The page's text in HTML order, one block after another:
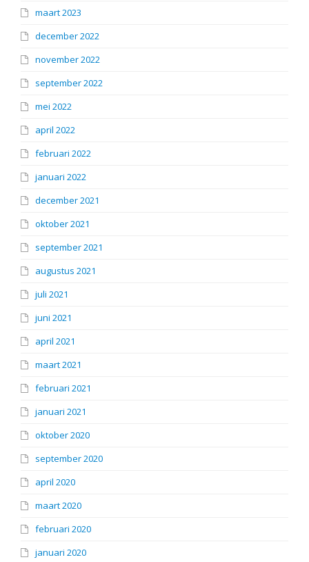
maart 2023
december 2022
november 2022
september 2022
mei 2022
april 2022
februari 2022
januari 2022
december 2021
oktober 2021
september 2021
augustus 2021
juli 2021
juni 2021
april 2021
maart 2021
februari 2021
januari 2021
oktober 2020
september 2020
april 2020
maart 2020
februari 2020
januari 2020